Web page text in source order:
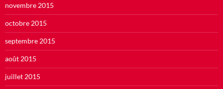
novembre 2015
octobre 2015
septembre 2015
août 2015
juillet 2015